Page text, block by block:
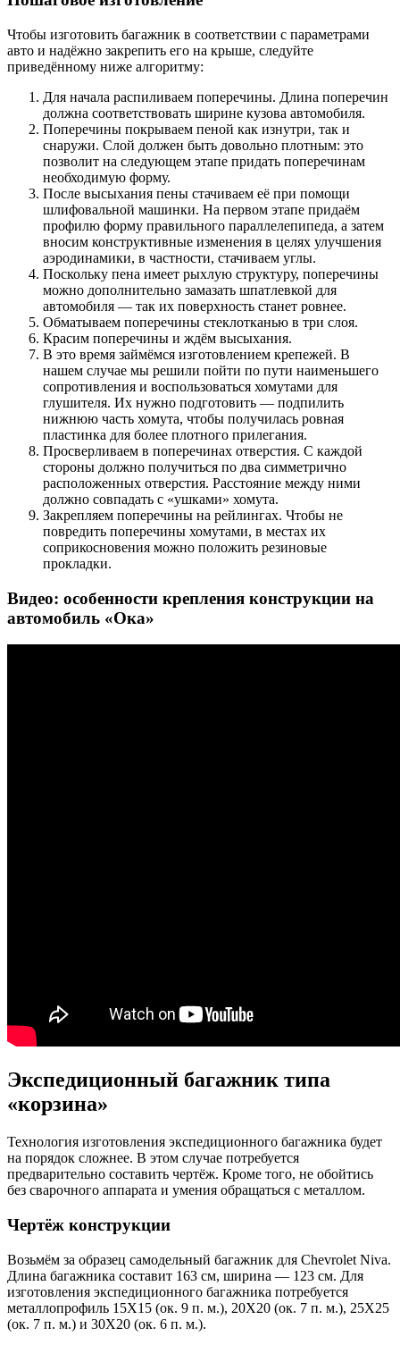
Чтобы изготовить багажник в соответствии с параметрами
авто и надёжно закрепить его на крыше, следуйте
приведённому ниже алгоритму:
Для начала распиливаем поперечины. Длина поперечин
должна соответствовать ширине кузова автомобиля.
Поперечины покрываем пеной как изнутри, так и
снаружи. Слой должен быть довольно плотным: это
позволит на следующем этапе придать поперечинам
необходимую форму.
После высыхания пены стачиваем её при помощи
шлифовальной машинки. На первом этапе придаём
профилю форму правильного параллелепипеда, а затем
вносим конструктивные изменения в целях улучшения
аэродинамики, в частности, стачиваем углы.
Поскольку пена имеет рыхлую структуру, поперечины
можно дополнительно замазать шпатлевкой для
автомобиля — так их поверхность станет ровнее.
Обматываем поперечины стеклотканью в три слоя.
Красим поперечины и ждём высыхания.
В это время займёмся изготовлением крепежей. В
нашем случае мы решили пойти по пути наименьшего
сопротивления и воспользоваться хомутами для
глушителя. Их нужно подготовить — подпилить
нижнюю часть хомута, чтобы получилась ровная
пластинка для более плотного прилегания.
Просверливаем в поперечинах отверстия. С каждой
стороны должно получиться по два симметрично
расположенных отверстия. Расстояние между ними
должно совпадать с «ушками» хомута.
Закрепляем поперечины на рейлингах. Чтобы не
повредить поперечины хомутами, в местах их
соприкосновения можно положить резиновые
прокладки.
Видео: особенности крепления конструкции на
автомобиль «Ока»
Экспедиционный багажник типа
«корзина»
Технология изготовления экспедиционного багажника будет
на порядок сложнее. В этом случае потребуется
предварительно составить чертёж. Кроме того, не обойтись
без сварочного аппарата и умения обращаться с металлом.
Чертёж конструкции
Возьмём за образец самодельный багажник для Chevrolet Niva.
Длина багажника составит 163 см, ширина — 123 см. Для
изготовления экспедиционного багажника потребуется
металлопрофиль 15Х15 (ок. 9 п. м.), 20Х20 (ок. 7 п. м.), 25Х25
(ок. 7 п. м.) и 30Х20 (ок. 6 п. м.).